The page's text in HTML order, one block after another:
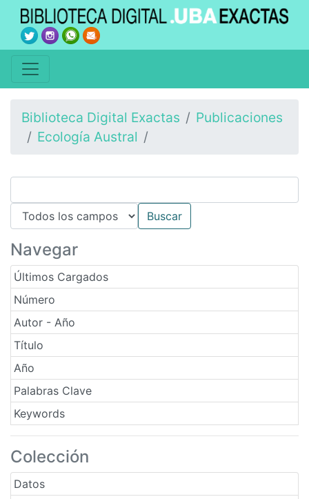
Biblioteca Digital Exactas
Publicaciones
Ecología Austral
Navegar
Últimos Cargados
Número
Autor - Año
Título
Año
Palabras Clave
Keywords
Colección
Datos